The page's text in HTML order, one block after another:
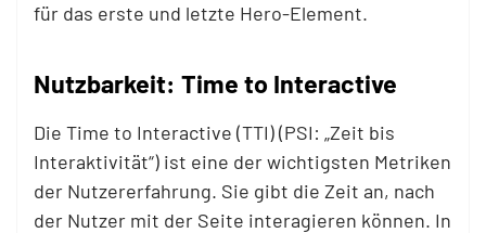
für das erste und letzte Hero-Element.
Nutzbarkeit: Time to Interactive
Die Time to Interactive (TTI) (PSI: „Zeit bis
Interaktivität“) ist eine der wichtigsten Metriken
der Nutzererfahrung. Sie gibt die Zeit an, nach
der Nutzer mit der Seite interagieren können. In